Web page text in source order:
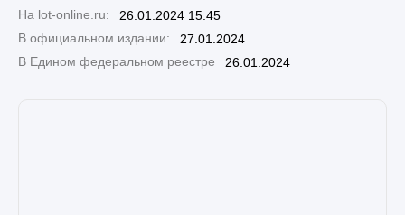
На lot-online.ru:
26.01.2024 15:45
В официальном издании:
27.01.2024
В Едином федеральном реестре
26.01.2024